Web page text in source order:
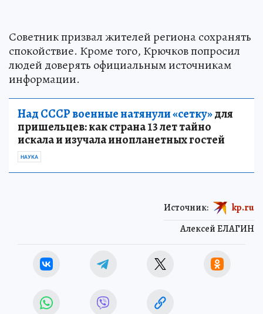
Советник призвал жителей региона сохранять
спокойствие. Кроме того, Крючков попросил
людей доверять официальным источникам
информации.
Над СССР военные натянули «сетку»для
пришельцев: как страна 13 лет тайно
искала и изучала инопланетных гостей
НАУКА
Алексей ЕЛАГИН
Источник: kp.ru